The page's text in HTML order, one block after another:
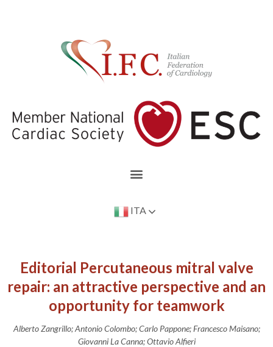
ITA
Editorial Percutaneous mitral valve
repair: an attractive perspective and an
opportunity for teamwork
Alberto Zangrillo; Antonio Colombo; Carlo Pappone; Francesco Maisano;
Giovanni La Canna; Ottavio Alfieri